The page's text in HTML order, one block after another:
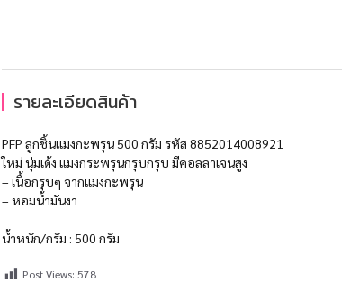
รายละเอียดสินค้า
PFP ลูกชิ้นแมงกะพรุน 500 กรัม รหัส 8852014008921
ใหม่ นุ่มเด้ง แมงกระพรุนกรุบกรุบ มีคอลลาเจนสูง
– เนื้อกรุบๆ จากแมงกะพรุน
– หอมน้ำมันงา
น้ำหนัก/กรัม : 500 กรัม
Post Views: 578